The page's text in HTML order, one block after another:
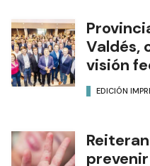
Valdés,
visión
EDICIÓN